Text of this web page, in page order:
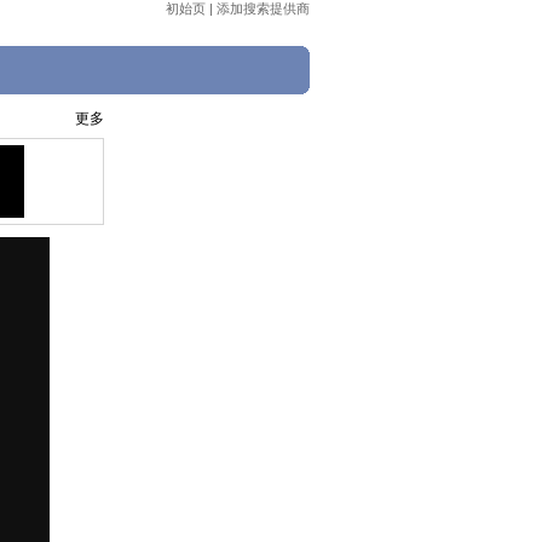
初始页 | 添加搜索提供商
更多